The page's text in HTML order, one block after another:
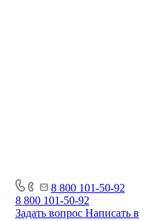
8 800 101-50-92
8 800 101-50-92
Задать вопрос Написать в